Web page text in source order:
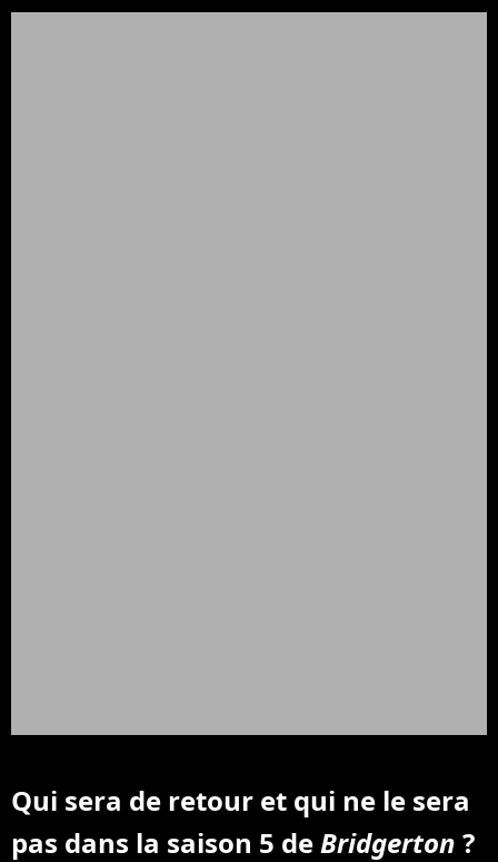
Qui sera de retour et qui ne le sera
pas dans la saison 5 de Bridgerton ?